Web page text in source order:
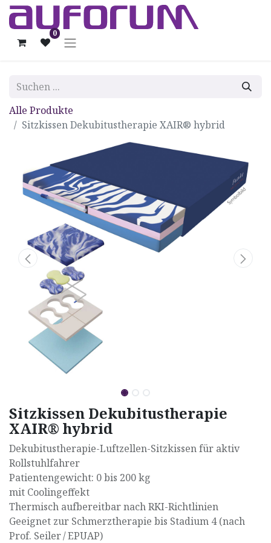
0
Alle Produkte
Sitzkissen Dekubitustherapie XAIR® hybrid
Sitzkissen Dekubitustherapie
XAIR® hybrid
Dekubitustherapie-Luftzellen-Sitzkissen für aktiv
Rollstuhlfahrer
Patientengewicht: 0 bis 200 kg
mit Coolingeffekt
Thermisch aufbereitbar nach RKI-Richtlinien
Geeignet zur Schmerztherapie bis Stadium 4 (nach
Prof. Seiler / EPUAP)